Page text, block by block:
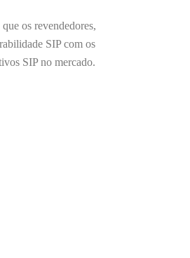
os revendedores,
SIP com os
SIP no mercado.